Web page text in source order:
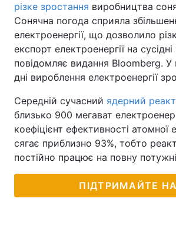
різке зростання виробництва
Сонячна погода сприяла
електроенергії, що дозволило
експорт електроенергії на
повідомляє видання Bloomberg. У
дні вироблення електроенергії
Середній сучасний ядерний
близько 900 мегават
коефіцієнт ефективності атомної
сягає приблизно 93%, тобто
постійно працює на повну
ПІДТРИМАЙТЕ